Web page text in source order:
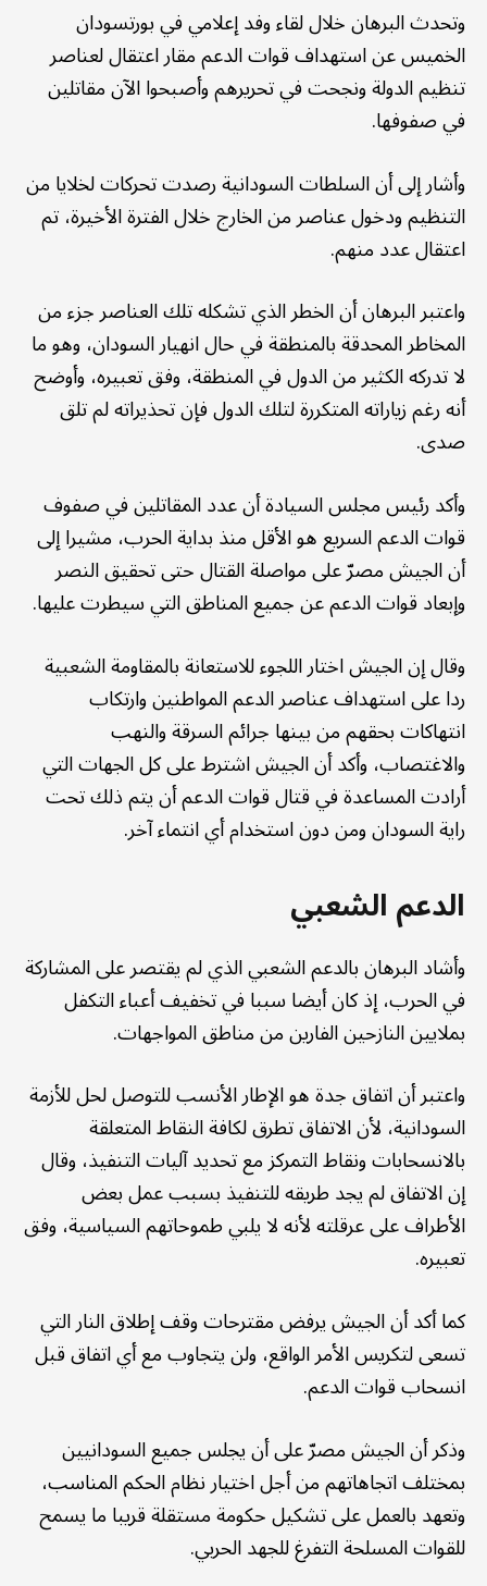
وتحدث البرهان خلال لقاء وفد إعلامي في بورتسودان
الخميس عن استهداف قوات الدعم مقار اعتقال لعناصر
تنظيم الدولة ونجحت في تحريرهم وأصبحوا الآن مقاتلين
في صفوفها.
وأشار إلى أن السلطات السودانية رصدت تحركات لخلايا من
التنظيم ودخول عناصر من الخارج خلال الفترة الأخيرة، تم
اعتقال عدد منهم.
واعتبر البرهان أن الخطر الذي تشكله تلك العناصر جزء من
المخاطر المحدقة بالمنطقة في حال انهيار السودان، وهو ما
لا تدركه الكثير من الدول في المنطقة، وفق تعبيره، وأوضح
أنه رغم زياراته المتكررة لتلك الدول فإن تحذيراته لم تلق
صدى.
وأكد رئيس مجلس السيادة أن عدد المقاتلين في صفوف
قوات الدعم السريع هو الأقل منذ بداية الحرب، مشيرا إلى
أن الجيش مصرّ على مواصلة القتال حتى تحقيق النصر
وإبعاد قوات الدعم عن جميع المناطق التي سيطرت عليها.
وقال إن الجيش اختار اللجوء للاستعانة بالمقاومة الشعبية
ردا على استهداف عناصر الدعم المواطنين وارتكاب
انتهاكات بحقهم من بينها جرائم السرقة والنهب
والاغتصاب، وأكد أن الجيش اشترط على كل الجهات التي
أرادت المساعدة في قتال قوات الدعم أن يتم ذلك تحت
راية السودان ومن دون استخدام أي انتماء آخر.
الدعم الشعبي
وأشاد البرهان بالدعم الشعبي الذي لم يقتصر على المشاركة
في الحرب، إذ كان أيضا سببا في تخفيف أعباء التكفل
بملايين النازحين الفارين من مناطق المواجهات.
واعتبر أن اتفاق جدة هو الإطار الأنسب للتوصل لحل للأزمة
السودانية، لأن الاتفاق تطرق لكافة النقاط المتعلقة
بالانسحابات ونقاط التمركز مع تحديد آليات التنفيذ، وقال
إن الاتفاق لم يجد طريقه للتنفيذ بسبب عمل بعض
الأطراف على عرقلته لأنه لا يلبي طموحاتهم السياسية، وفق
تعبيره.
كما أكد أن الجيش يرفض مقترحات وقف إطلاق النار التي
تسعى لتكريس الأمر الواقع، ولن يتجاوب مع أي اتفاق قبل
انسحاب قوات الدعم.
وذكر أن الجيش مصرّ على أن يجلس جميع السودانيين
بمختلف اتجاهاتهم من أجل اختيار نظام الحكم المناسب،
وتعهد بالعمل على تشكيل حكومة مستقلة قريبا ما يسمح
للقوات المسلحة التفرغ للجهد الحربي.